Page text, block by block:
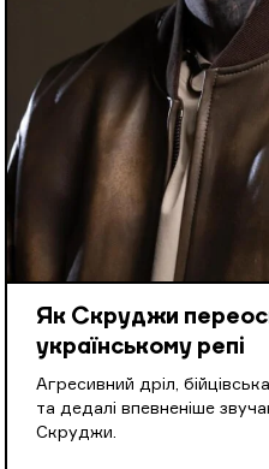
Як Скруджи
українському репі
Агресивний дріл,
та дедалі впевненіше
Скруджи.